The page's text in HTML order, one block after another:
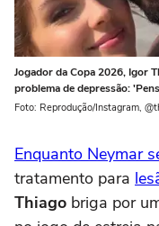
Jogador da Copa 2026, Igor
problema de depressão:
Foto: Reprodução/Instagram,
Enquanto Neymar
tratamento para
Thiago briga por